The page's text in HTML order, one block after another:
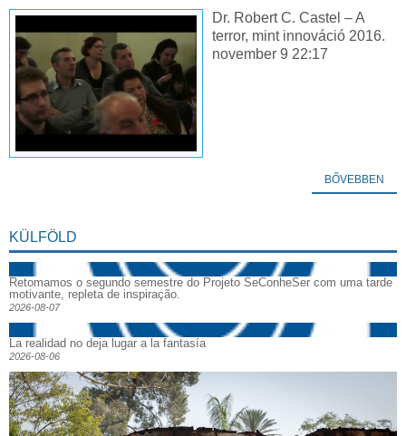
Dr. Robert C. Castel – A
terror, mint innováció 2016.
november 9 22:17
BŐVEBBEN
KÜLFÖLD
Retomamos o segundo semestre do Projeto SeConheSer com uma tarde
motivante, repleta de inspiração.
2026-08-07
La realidad no deja lugar a la fantasía
2026-08-06